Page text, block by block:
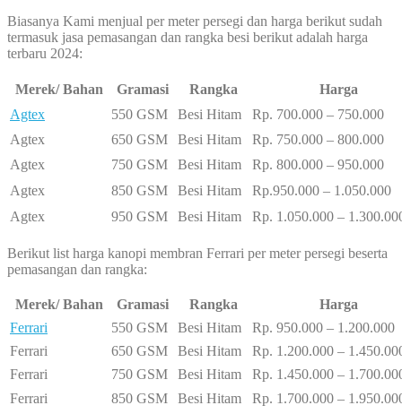
Biasanya Kami menjual per meter persegi dan harga berikut sudah
termasuk jasa pemasangan dan rangka besi berikut adalah harga
terbaru 2024:
Merek/ Bahan Gramasi Rangka
Harga
Agtex
550 GSM Besi Hitam
Rp. 700.000 – 750.000
Agtex
650 GSM Besi Hitam
Rp. 750.000 – 800.000
Agtex
750 GSM Besi Hitam
Rp. 800.000 – 950.000
Agtex
850 GSM Besi Hitam
Rp.950.000 – 1.050.000
Agtex
950 GSM Besi Hitam Rp. 1.050.000 –
Berikut list harga kanopi membran Ferrari per meter persegi beserta
pemasangan dan rangka:
Merek/ Bahan Gramasi Rangka
Harga
Ferrari
550 GSM Besi Hitam
Rp. 950.000 – 1.200.000
Ferrari
650 GSM Besi Hitam
Rp. 1.200.000 –
Ferrari
750 GSM Besi Hitam
Rp. 1.450.000 –
Ferrari
850 GSM Besi Hitam
Rp. 1.700.000 –